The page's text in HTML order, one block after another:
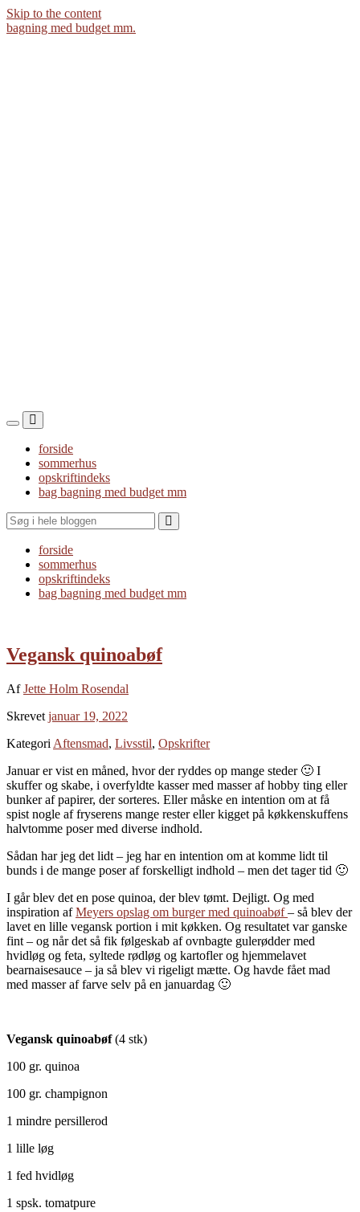
Skip to the content
bagning med budget mm.
Toggle
mobile
menu
Toggle
the
search
field
forside
sommerhus
opskriftindeks
bag bagning med budget mm
forside
sommerhus
opskriftindeks
bag bagning med budget mm
Vegansk quinoabøf
AfJette Holm Rosendal
Skrevet januar 19, 2022
Kategori Aftensmad, Livsstil, Opskrifter
Januar er vist en måned, hvor der ryddes op mange steder 🙂 I
skuffer og skabe, i overfyldte kasser med masser af hobby ting eller
bunker af papirer, der sorteres. Eller måske en intention om at få
spist nogle af fryserens mange rester eller kigget på køkkenskuffens
halvtomme poser med diverse indhold.
Sådan har jeg det lidt – jeg har en intention om at komme lidt til
bunds i de mange poser af forskelligt indhold – men det tager tid 🙂
I går blev det en pose quinoa, der blev tømt. Dejligt. Og med
inspiration afMeyers opslag om burger med quinoabøf– så blev der
lavet en lille vegansk portion i mit køkken. Og resultatet var ganske
fint – og når det så fik følgeskab af ovnbagte gulerødder med
hvidløg og feta, syltede rødløg og kartofler og hjemmelavet
bearnaisesauce – ja så blev vi rigeligt mætte. Og havde fået mad
med masser af farve selv på en januardag 🙂
Vegansk quinoabøf(4 stk)
100 gr. quinoa
100 gr. champignon
1 mindre persillerod
1 lille løg
1 fed hvidløg
1 spsk. tomatpure